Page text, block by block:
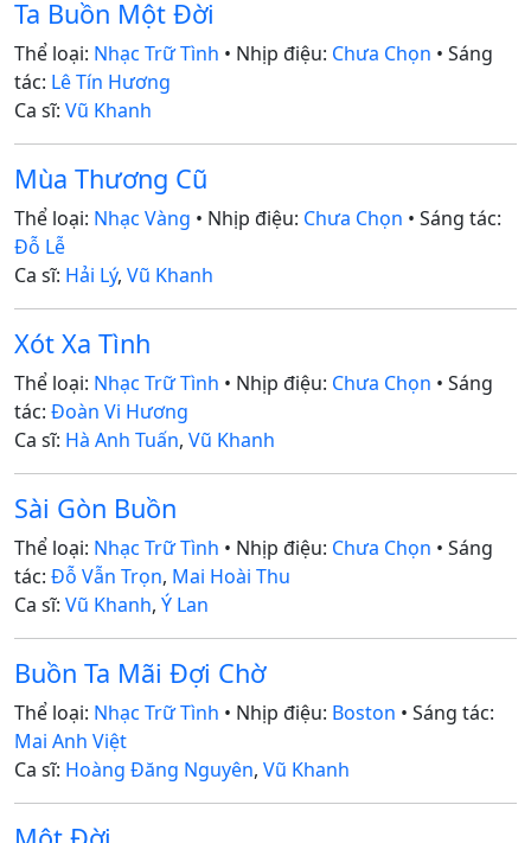
Ta Buồn Một Đời
Thể loại: Nhạc Trữ Tình • Nhịp điệu: Chưa Chọn • Sáng
tác: Lê Tín Hương
Ca sĩ: Vũ Khanh
Mùa Thương Cũ
Thể loại: Nhạc Vàng • Nhịp điệu: Chưa Chọn • Sáng tác:
Đỗ Lễ
Ca sĩ: Hải Lý, Vũ Khanh
Xót Xa Tình
Thể loại: Nhạc Trữ Tình • Nhịp điệu: Chưa Chọn • Sáng
tác: Đoàn Vi Hương
Ca sĩ: Hà Anh Tuấn, Vũ Khanh
Sài Gòn Buồn
Thể loại: Nhạc Trữ Tình • Nhịp điệu: Chưa Chọn • Sáng
tác: Đỗ Vẫn Trọn, Mai Hoài Thu
Ca sĩ: Vũ Khanh, Ý Lan
Buồn Ta Mãi Đợi Chờ
Thể loại: Nhạc Trữ Tình • Nhịp điệu: Boston • Sáng tác:
Mai Anh Việt
Ca sĩ: Hoàng Đăng Nguyên, Vũ Khanh